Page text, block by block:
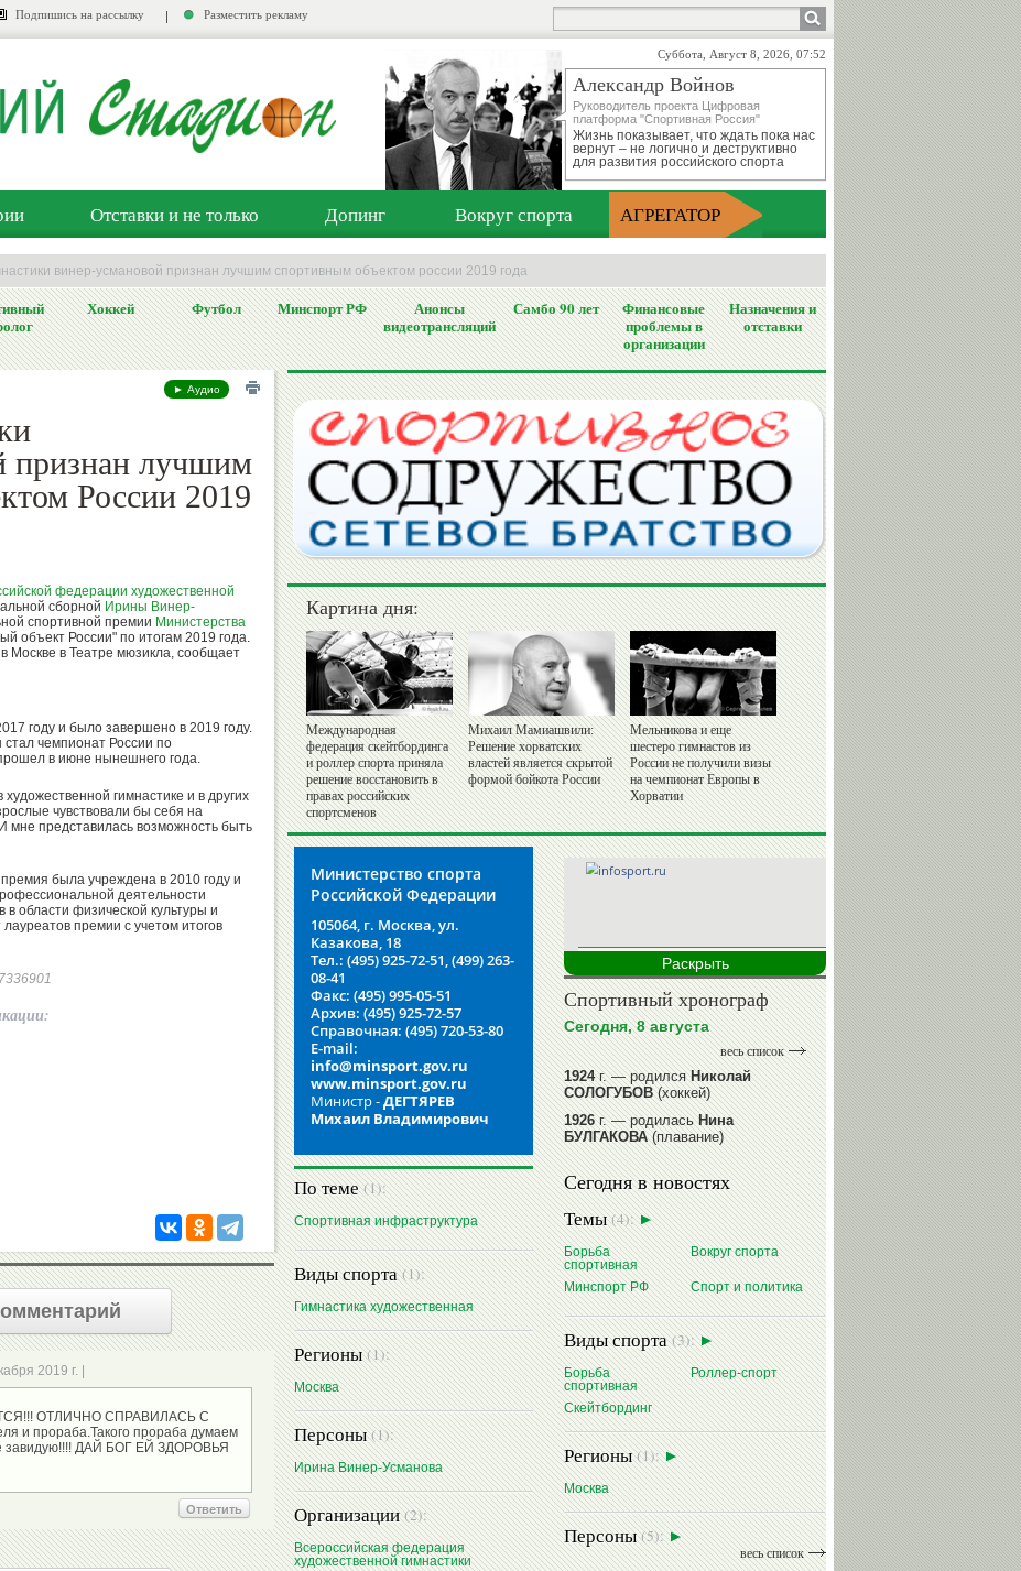
Подпишись на рассылку Разместить рекламу
Суббота, Август 8, 2026, 07:52
Александр Войнов
Руководитель проекта Цифровая
платформа "Спортивная Россия"
Жизнь показывает, что ждать пока нас
вернут – не логично и деструктивно
для развития российского спорта
Отставки и не только Допинг Вокруг спорта АГРЕГАТОР
винер-усмановой признан лучшим спортивным объектом россии 2019 года
Хоккей Футбол Минспорт РФ
Анонсы
видеотрансляций
Самбо 90 лет
Финансовые
проблемы в
организации
Назначения и
отставки
► Аудио
признан лучшим
России 2019
федерации художественной
сборной Ирины Винер-
спортивной премии Министерства
объект России" по итогам 2019 года.
Москве в Театре мюзикла, сообщает
году и было завершено в 2019 году.
чемпионат России по
в июне нынешнего года.
гимнастике и в других
чувствовали бы себя на
мне представилась возможность быть
была учреждена в 2010 году и
деятельности
области физической культуры и
премии с учетом итогов
2019 г. |
ОТЛИЧНО СПРАВИЛАСЬ С
и прораба.Такого прораба думаем
завидую!!!! ДАЙ БОГ ЕЙ ЗДОРОВЬЯ
Ответить
Картина дня:
Международная
федерация скейтбординга
и роллер спорта приняла
решение восстановить в
правах российских
спортсменов
Михаил Мамиашвили:
Решение хорватских
властей является скрытой
формой бойкота России
Мельникова и еще
шестеро гимнастов из
России не получили визы
на чемпионат Европы в
Хорватии
Министерство спорта
Российской Федерации
105064, г. Москва, ул.
Казакова, 18
Тел.: (495) 925-72-51, (499) 263-
08-41
Факс: (495) 995-05-51
Архив: (495) 925-72-57
Справочная: (495) 720-53-80
E-mail:
info@minsport.gov.ru
www.minsport.gov.ru
Министр -ДЕГТЯРЕВ
Михаил Владимирович
По теме(1):
Спортивная инфраструктура
Виды спорта(1):
Гимнастика художественная
Регионы(1):
Москва
Персоны(1):
Ирина Винер-Усманова
Организации(2):
Всероссийская федерация
художественной гимнастики
Раскрыть
Спортивный хронограф
Сегодня, 8 августа
весь список
1924г. — родилсяНиколай
СОЛОГУБОВ(хоккей)
1926г. — родиласьНина
БУЛГАКОВА(плавание)
1941г. — родиласьРавиля
ПРОКОПЕНКО (САЛИМОВА)
(баскетбол)
1964г. — родилсяНиколай
ЖУРАВСКИЙ(гребля на байдарках
и каноэ)
1964г. — родилсяЮрий ХМЫЛЕВ
(хоккей)
читать далее
Сегодня в новостях
Темы(4):
Борьба
спортивная
Вокруг спорта
Минспорт РФ Спорт и политика
Виды спорта(3):
Борьба
спортивная
Роллер-спорт
Скейтбординг
Регионы(1):
Москва
Персоны(5):
весь список